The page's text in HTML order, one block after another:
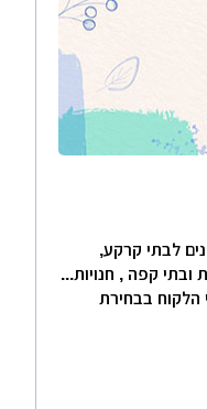
לבתי קרקע,
קפה , חנויות...
הלקוח בבחירת